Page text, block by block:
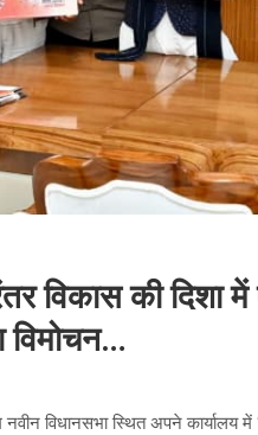
विकास की
विधानसभा स्थित अपने कार्यालय में